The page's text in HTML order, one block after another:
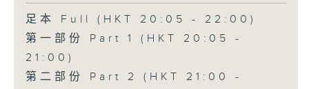
Academy for Performing Arts
Recorded at William Au Concert
Hall, HKAPA on 20/4/2026
Recording provided by HKAPA
足本 Full (HKT 20:05 - 22:00)
第一部份 Part 1 (HKT 20:05 -
21:00)
第二部份 Part 2 (HKT 21:00 -